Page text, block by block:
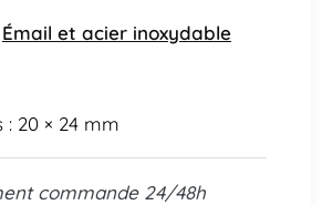
Émail et acier inoxydable
: 20 × 24 mm
commande 24/48h